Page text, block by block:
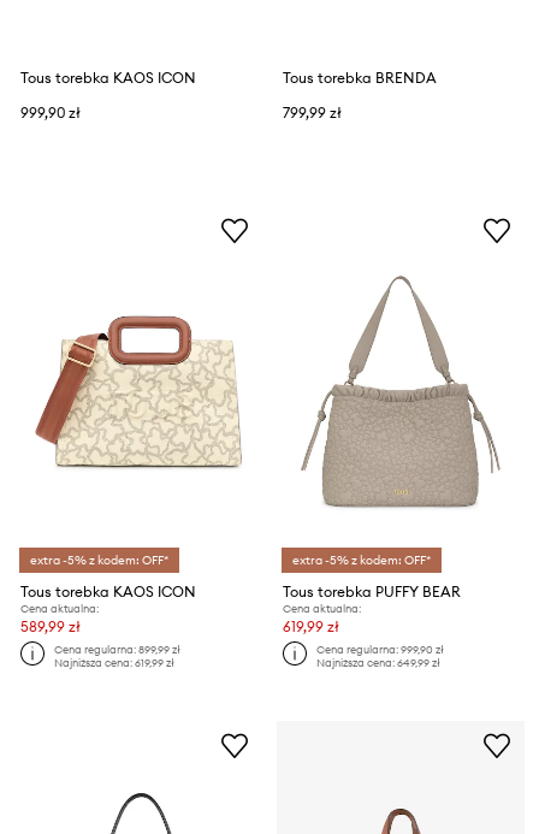
Tous torebka KAOS ICON
999,90 zł
Tous torebka BRENDA
799,99 zł
extra -5% z kodem: OFF*
Tous torebka KAOS ICON
Cena aktualna:
589,99 zł
Cena regularna:899,99 zł
Najniższa cena:619,99 zł
extra -5% z kodem: OFF*
Tous torebka PUFFY BEAR
Cena aktualna:
619,99 zł
Cena regularna:999,90 zł
Najniższa cena:649,99 zł